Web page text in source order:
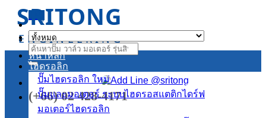
ENGINEERING
SRITONG
ค้นหา:
(+66) 02 428-4171
หน้าหลัก
ไฮดรอลิก
ปั๊มไฮดรอลิก
ปั๊มและมอเตอร์ ระบบไฮดรอสแตติกไดร์ฟ
มอเตอร์ไฮดรอลิก